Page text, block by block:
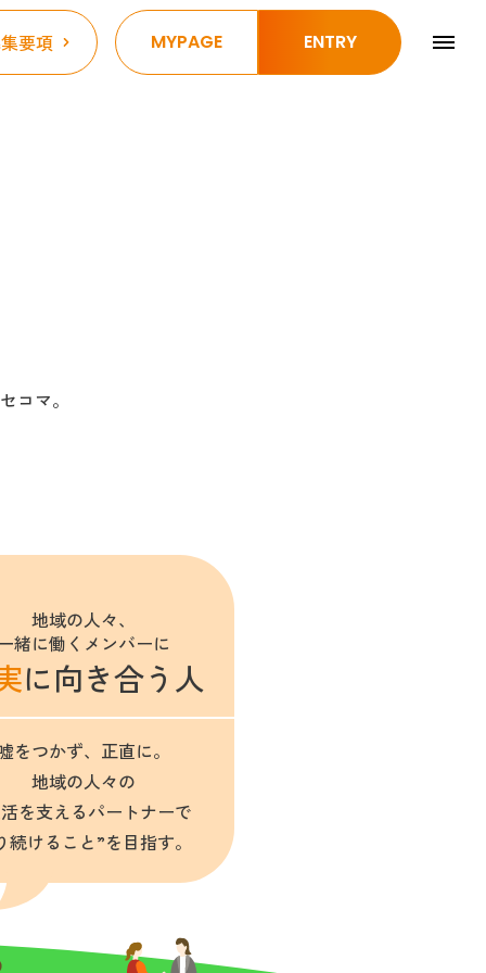
要項 MYPAGE ENTRY
コマ。
地域の人々、
緒に働くメンバーに
に向き合う人
をつかず、正直に。
地域の人々の
を支えるパートナーで
続けること”を目指す。